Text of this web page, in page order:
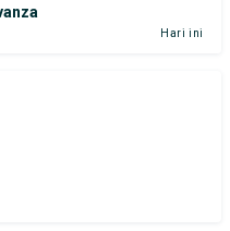
Hari ini